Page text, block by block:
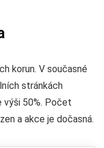
korun. V současné
stránkách
výši 50%. Počet
a akce je dočasná.